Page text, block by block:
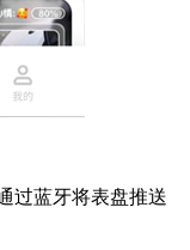
蓝牙将表盘推送